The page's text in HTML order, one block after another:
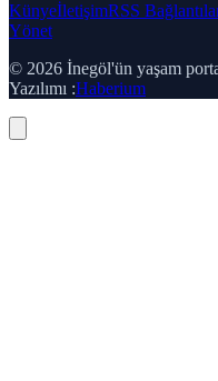
KünyeİletişimRSS
Yönet
© 2026 İnegöl'ün yaşam
Yazılımı :Haberium